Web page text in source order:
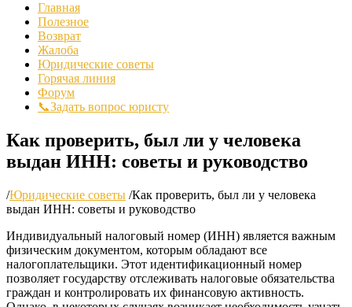
Главная
Полезное
Возврат
Жалоба
Юридические советы
Горячая линия
Форум
📞Задать вопрос юристу
Как проверить, был ли у человека
выдан ИНН: советы и руководство
/Юридические советы /Как проверить, был ли у человека
выдан ИНН: советы и руководство
Индивидуальный налоговый номер (ИНН) является важным
физическим документом, которым обладают все
налогоплательщики. Этот идентификационный номер
позволяет государству отслеживать налоговые обязательства
граждан и контролировать их финансовую активность.